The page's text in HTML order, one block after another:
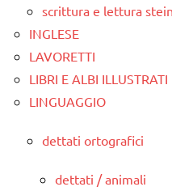
scrittura e lettura
INGLESE
LAVORETTI
LIBRI E ALBI ILLUSTRATI
LINGUAGGIO
dettati ortografici
dettati / animali